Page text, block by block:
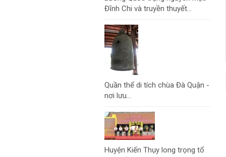
Đĩnh Chi và truyền thuyết...
Quần thể di tích chùa Đà Quận -
nơi lưu...
Huyện Kiến Thụy long trọng tổ